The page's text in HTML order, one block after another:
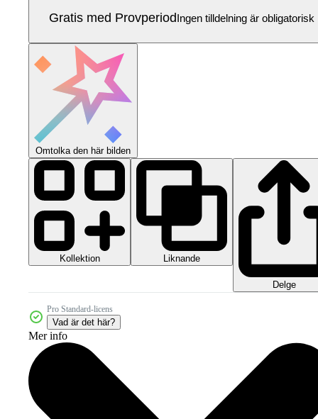
Gratis med ProvperiodIngen tilldelning är obligatorisk
Omtolka den här bilden
Kollektion Liknande
Delge
Pro Standard-licens
Vad är det här?
Mer info